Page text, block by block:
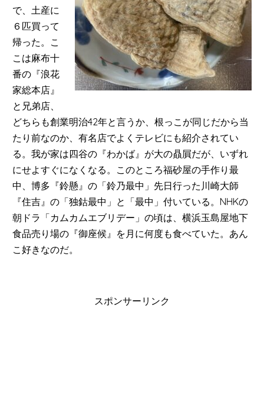
で、土産に
６匹買って
帰った。こ
こは麻布十
番の『浪花
家総本店』
と兄弟店、
どちらも創業明治42年と言うか、根っこが同じだから当
たり前なのか、有名店でよくテレビにも紹介されてい
る。我が家は四谷の『わかば』が大の贔屓だが、いずれ
にせよすぐになくなる。このところ福砂屋の手作り最
中、博多『鈴懸』の「鈴乃最中」先日行った川崎大師
『住吉』の「独鈷最中」と「最中」付いている。NHKの
朝ドラ「カムカムエブリデー」の頃は、横浜玉島屋地下
食品売り場の『御座候』を月に何度も食べていた。あん
こ好きなのだ。
スポンサーリンク